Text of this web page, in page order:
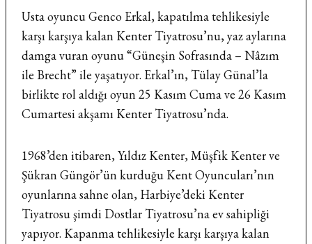
Usta oyuncu Genco Erkal, kapatılma tehlikesiyle
karşı karşıya kalan Kenter Tiyatrosu’nu, yaz aylarına
damga vuran oyunu “Güneşin Sofrasında – Nâzım
ile Brecht” ile yaşatıyor. Erkal’ın, Tülay Günal’la
birlikte rol aldığı oyun 25 Kasım Cuma ve 26 Kasım
Cumartesi akşamı Kenter Tiyatrosu’nda.
1968’den itibaren, Yıldız Kenter, Müşfik Kenter ve
Şükran Güngör’ün kurduğu Kent Oyuncuları’nın
oyunlarına sahne olan, Harbiye’deki Kenter
Tiyatrosu şimdi Dostlar Tiyatrosu’na ev sahipliği
yapıyor. Kapanma tehlikesiyle karşı karşıya kalan